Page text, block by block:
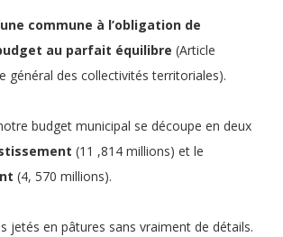
une commune à l’obligation de
au parfait équilibre (Article
général des collectivités territoriales).
budget municipal se découpe en deux
(11 ,814 millions) et le
(4, 570 millions).
jetés en pâtures sans vraiment de détails.